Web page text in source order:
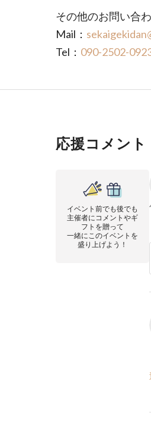
その他のお問い合
Mail：
Tel： 090-2502-
応援コメント
イベント前でも後でも
主催者にコメントやギ
フトを贈って
一緒にこのイベントを
盛り上げよう！